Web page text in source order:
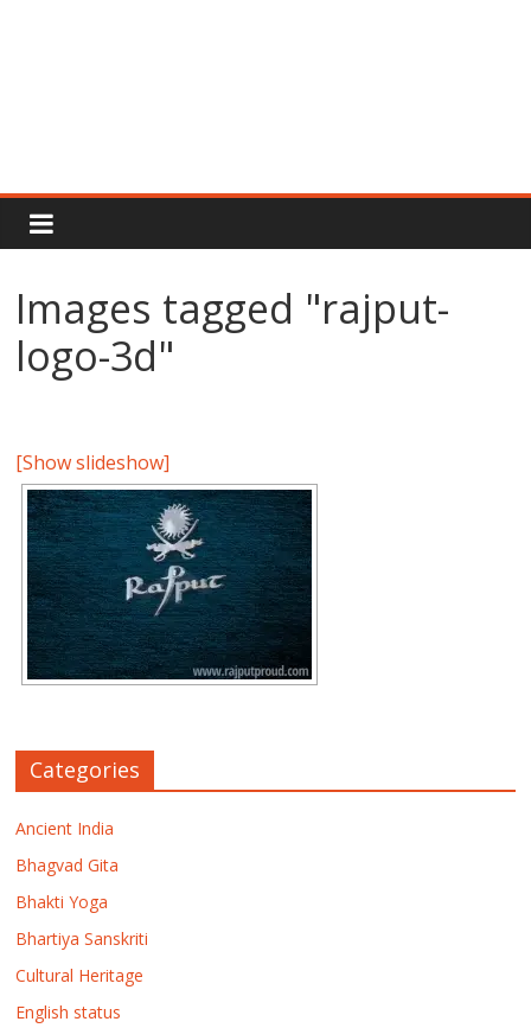
Rajput
Proud
Rajputana
Attitude
Status
Images tagged "rajput-
logo-3d"
[Show slideshow]
Categories
Ancient India
Bhagvad Gita
Bhakti Yoga
Bhartiya Sanskriti
Cultural Heritage
English status